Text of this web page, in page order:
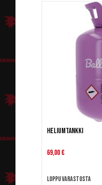
Heliumtankki
69,00 €
Loppu varastosta